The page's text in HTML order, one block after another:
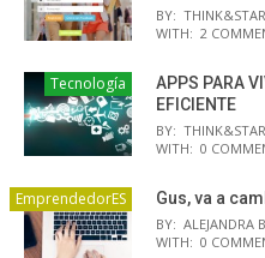
BY:
WITH: 2
Tecnología
APPS PARA
EFICIENTE
BY:
WITH: 0
EmprendedorES Gus, va a
BY: ALEJANDRA
WITH: 0